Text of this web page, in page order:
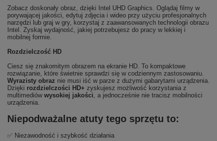
Zobacz doskonały obraz, dzięki Intel UHD Graphics. Oglądaj filmy w
porywającej jakości, edytuj zdjęcia i wideo przy użyciu profesjonalnych
narzędzi lub graj w gry, korzystaj z zaawansowanych technologii obrazu
Intel. Zyskaj wydajność, jakiej potrzebujesz do pracy w lekkiej i
mobilnej formie.
Rozdzielczość HD
Ciesz się znakomitym obrazem na ekranie HD. To kompaktowe
rozwiązanie, które świetnie sprawdzi się w codziennym zastosowaniu.
Wyrazisty obraz nie musi iść w parze z dużymi gabarytami urządzenia.
Dzięki rozdzielczości HD+ zyskujesz możliwość korzystania z
multimediów wysokiej jakości, a jednocześnie nie tracisz mobilności
urządzenia.
Niepodważalne atuty tego sprzętu to:
✅ Niezawodność i szybkość działania